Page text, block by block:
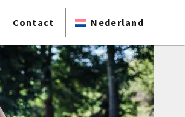
Contact Nederland